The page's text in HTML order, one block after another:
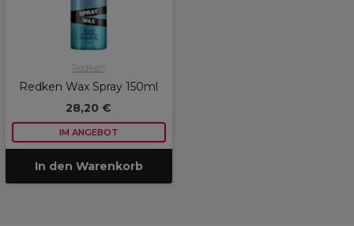
Redken
Redken Wax Spray 150ml
28,20 €
IM ANGEBOT
In den Warenkorb